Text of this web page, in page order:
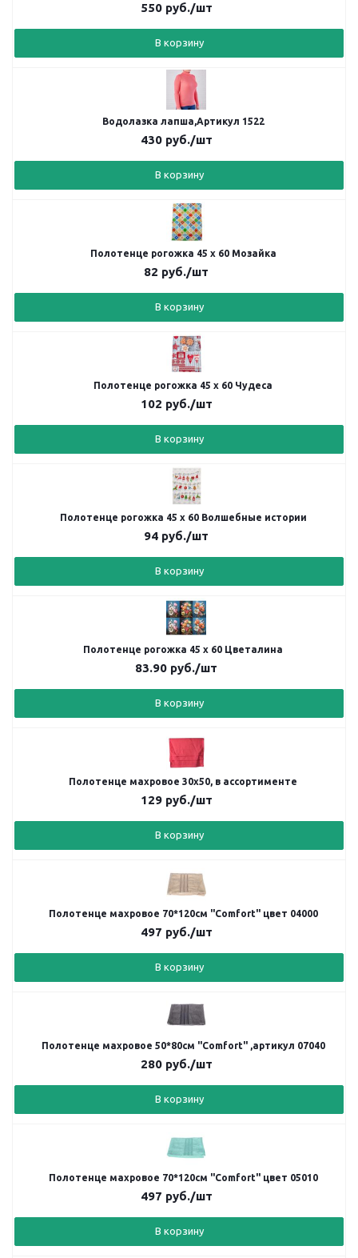
550руб./шт
В корзину
Водолазка лапша,Артикул 1522
430руб./шт
В корзину
Полотенце рогожка 45 х 60 Мозайка
82 руб./шт
В корзину
Полотенце рогожка 45 х 60 Чудеса
102 руб./шт
В корзину
Полотенце рогожка 45 х 60 Волшебные истории
94 руб./шт
В корзину
Полотенце рогожка 45 х 60 Цветалина
83.90 руб./шт
В корзину
Полотенце махровое 30х50, в ассортименте
129руб./шт
В корзину
Полотенце махровое 70*120см "Comfort" цвет 04000
497 руб./шт
В корзину
Полотенце махровое 50*80см "Comfort" ,артикул 07040
280руб./шт
В корзину
Полотенце махровое 70*120см "Comfort" цвет 05010
497 руб./шт
В корзину